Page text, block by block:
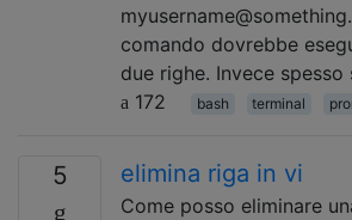
comando dovrebbe
due righe. Invece spesso
172
bash terminal
5 elimina riga in vi
Come posso eliminare